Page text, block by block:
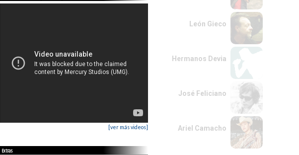
[ver más videos]
Extras
León Gieco
Hermanos Devia
José Feliciano
Ariel Camacho